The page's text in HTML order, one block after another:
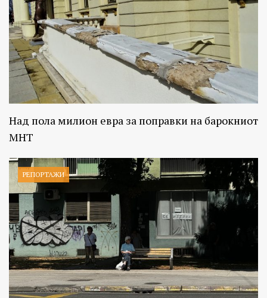
Над пола милион евра за поправки на барокниот
МНТ
РЕПОРТАЖИ